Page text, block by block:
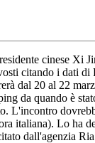
cinese Xi
citando i dati di
dal 20 al 22
da quando è
L'incontro
italiana). Lo ha
dall'agenzia